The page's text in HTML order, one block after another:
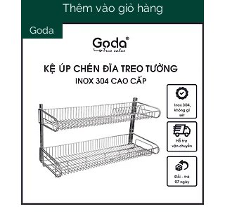
Thêm vào giỏ hàng
Goda